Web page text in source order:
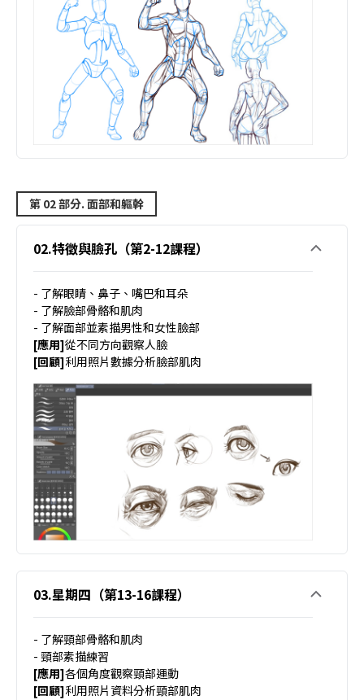
第 02 部分. 面部和軀幹
02.特徵與臉孔（第2-12課程）
- 了解眼睛、鼻子、嘴巴和耳朵
- 了解臉部骨骼和肌肉
- 了解面部並素描男性和女性臉部
[應用]從不同方向觀察人臉
[回顧]利用照片數據分析臉部肌肉
03.星期四（第13-16課程）
- 了解頸部骨骼和肌肉
- 頸部素描練習
[應用]各個角度觀察頸部運動
[回顧]利用照片資料分析頸部肌肉